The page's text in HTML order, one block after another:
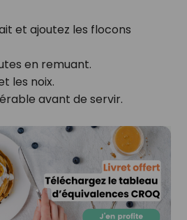
et ajoutez les flocons
en remuant.
les noix.
avant de servir.